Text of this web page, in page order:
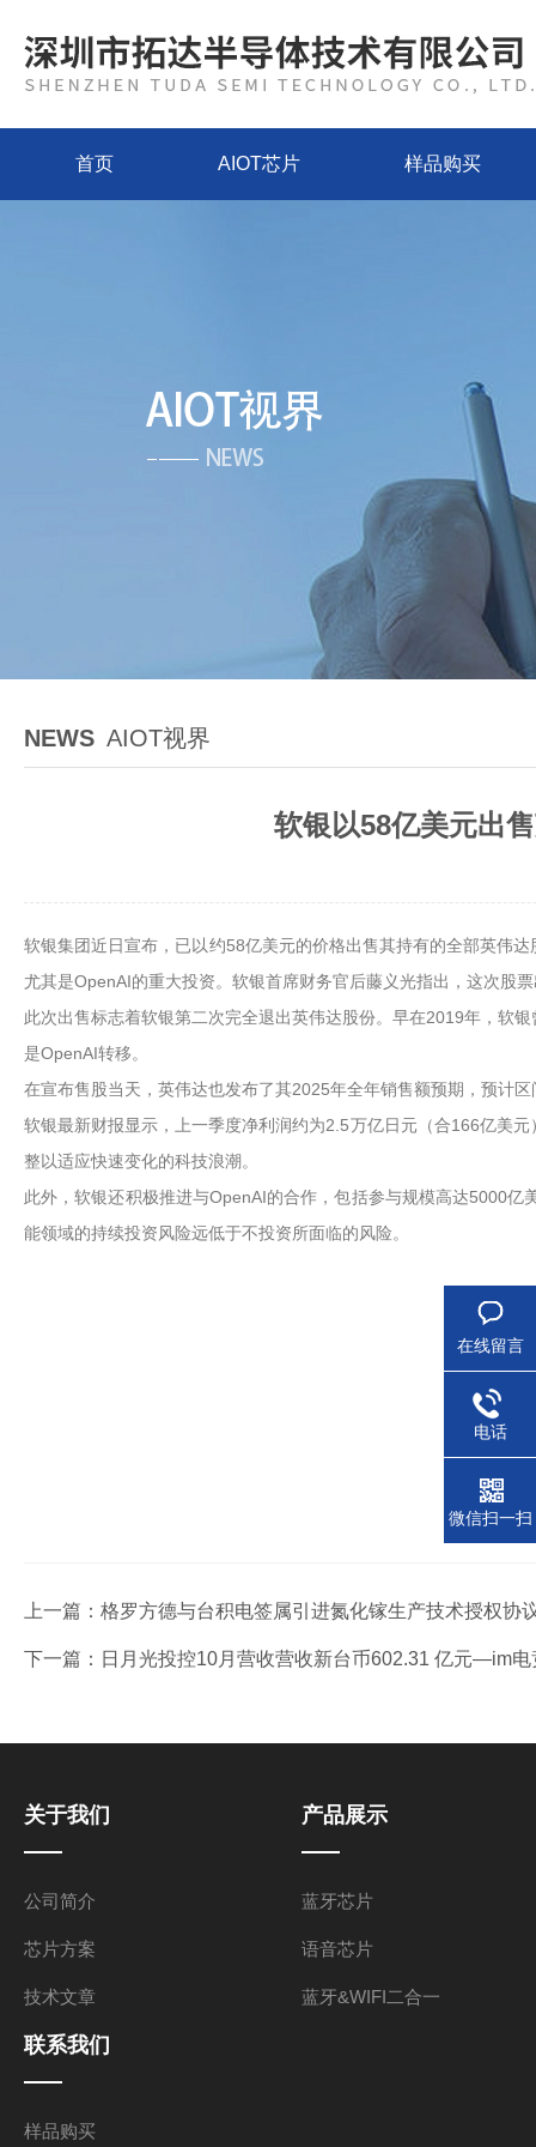
首页 AIOT芯片 样品购买
NEWS AIOT视界
软银以58亿美元出
软银集团近日宣布，已以约58亿美元的价格出售其持有的全部英伟
尤其是OpenAI的重大投资。软银首席财务官后藤义光指出，这次股
此次出售标志着软银第二次完全退出英伟达股份。早在2019年，软
是OpenAI转移。
在宣布售股当天，英伟达也发布了其2025年全年销售额预期，预计
软银最新财报显示，上一季度净利润约为2.5万亿日元（合166亿美
整以适应快速变化的科技浪潮。
此外，软银还积极推进与OpenAI的合作，包括参与规模高达5000
能领域的持续投资风险远低于不投资所面临的风险。
上一篇： 格罗方德与台积电签属引进氮化镓生产技术授权协
下一篇： 日月光投控10月营收营收新台币602.31 亿元—im电
关于我们
公司简介
芯片方案
技术文章
产品展示
蓝牙芯片
语音芯片
蓝牙&WIFI二合一
联系我们
样品购买
在线留言
电话
微信扫一扫